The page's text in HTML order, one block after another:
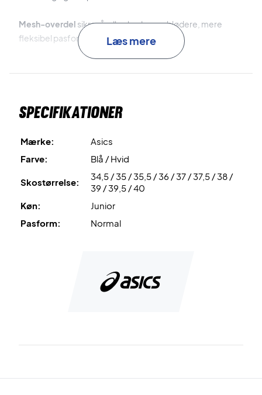
Mesh-overdel sikrer åndbarhed og en blødere, mere
fleksibel pasform.
Et sikkert valg til unge spillere – køb Asics Upcourt 6 GS
Farve:
Mørkeblå og hvid.
Læs mere
Specifikationer
Mærke:
Asics
Farve:
Blå / Hvid
Skostørrelse:
34,5 / 35 / 35,5 / 36 / 37 / 37,5 / 38 /
39 / 39,5 / 40
Køn:
Junior
Pasform:
Normal